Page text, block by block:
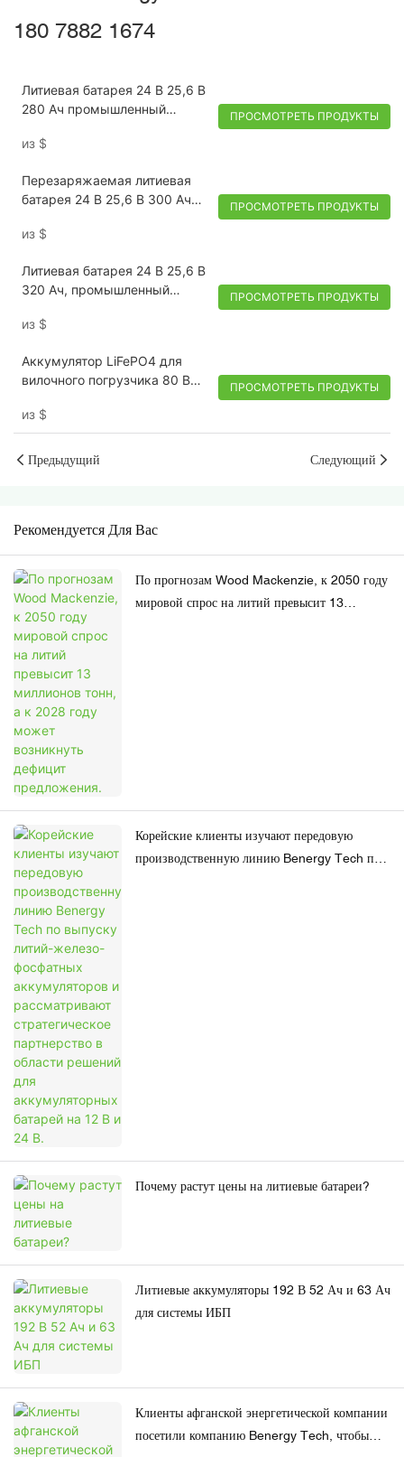
180 7882 1674
Литиевая батарея 24 В 25,6 В
280 Ач промышленный
электрический вилочный
из $
ПРОСМОТРЕТЬ ПРОДУКТЫ
Перезаряжаемая литиевая
батарея 24 В 25,6 В 300 Ач
Toyota
из $
ПРОСМОТРЕТЬ ПРОДУКТЫ
Литиевая батарея 24 В 25,6 В
320 Ач, промышленный
электрический вилочный
из $
ПРОСМОТРЕТЬ ПРОДУКТЫ
Аккумулятор LiFePO4 для
вилочного погрузчика 80 В
быстрая зарядка, прямая
замена свинцово-кислотным
из $
ПРОСМОТРЕТЬ ПРОДУКТЫ
Предыдущий Следующий
Рекомендуется Для Вас
По прогнозам Wood Mackenzie, к 2050 году
мировой спрос на литий превысит 13
Корейские клиенты изучают передовую
производственную линию Benergy Tech по
Почему растут цены на литиевые батареи?
Литиевые аккумуляторы 192 В 52 Ач и 63 Ач
для системы ИБП
Клиенты афганской энергетической компании
посетили компанию Benergy Tech, чтобы